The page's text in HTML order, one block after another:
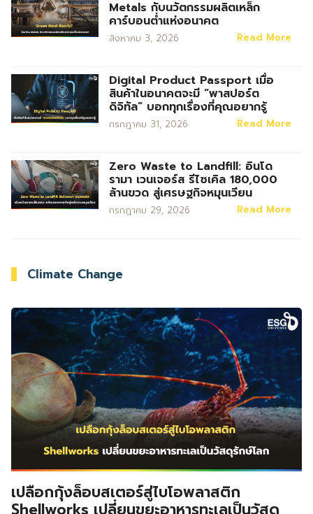
Metals กับนวัตกรรมผลิตเหล็ก
คาร์บอนต่ำแห่งอนาคต
สิงหาคม 3, 2026 Read More
Digital Product Passport เมื่อ
สินค้าในอนาคตจะมี “พาสปอร์ต
ดิจิทัล” บอกทุกเรื่องที่คุณอยากรู้
กรกฎาคม 31, 2026 Read More
Zero Waste to Landfill: อินโด
รามา เวนเจอร์ส รีไซเคิล 180,000
ล้านขวด สู่เศรษฐกิจหมุนเวียน
กรกฎาคม 29, 2026 Read More
Climate Change
เปลือกกุ้งล็อบสเตอร์สู่ไบโอพลาสติก
Shellworks เปลี่ยนขยะอาหารทะเลเป็นวัสดุ